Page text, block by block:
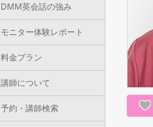
DMM英会話の強み
モニター体験レポート
料金プラン
講師について
予約・講師検索